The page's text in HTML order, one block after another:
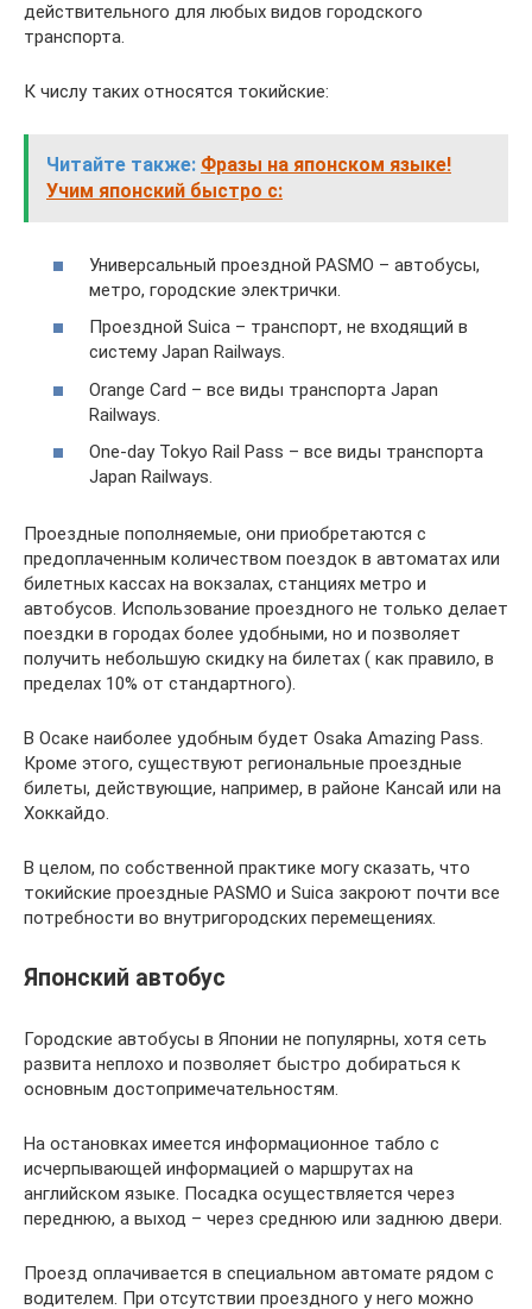
действительного для любых видов городского
транспорта.
К числу таких относятся токийские:
Читайте также: Фразы на японском языке!
Учим японский быстро с:
Универсальный проездной PASMO – автобусы,
метро, городские электрички.
Проездной Suica – транспорт, не входящий в
систему Japan Railways.
Orange Card – все виды транспорта Japan
Railways.
One-day Tokyo Rail Pass – все виды транспорта
Japan Railways.
Проездные пополняемые, они приобретаются с
предоплаченным количеством поездок в автоматах или
билетных кассах на вокзалах, станциях метро и
автобусов. Использование проездного не только делает
поездки в городах более удобными, но и позволяет
получить небольшую скидку на билетах ( как правило, в
пределах 10% от стандартного).
В Осаке наиболее удобным будет Osaka Amazing Pass.
Кроме этого, существуют региональные проездные
билеты, действующие, например, в районе Кансай или на
Хоккайдо.
В целом, по собственной практике могу сказать, что
токийские проездные PASMO и Suica закроют почти все
потребности во внутригородских перемещениях.
Японский автобус
Городские автобусы в Японии не популярны, хотя сеть
развита неплохо и позволяет быстро добираться к
основным достопримечательностям.
На остановках имеется информационное табло с
исчерпывающей информацией о маршрутах на
английском языке. Посадка осуществляется через
переднюю, а выход – через среднюю или заднюю двери.
Проезд оплачивается в специальном автомате рядом с
водителем. При отсутствии проездного у него можно